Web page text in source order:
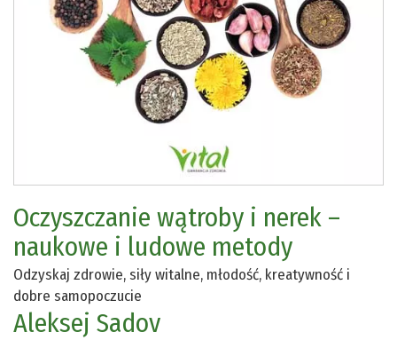
Oczyszczanie wątroby i nerek –
naukowe i ludowe metody
Odzyskaj zdrowie, siły witalne, młodość, kreatywność i
dobre samopoczucie
Aleksej Sadov